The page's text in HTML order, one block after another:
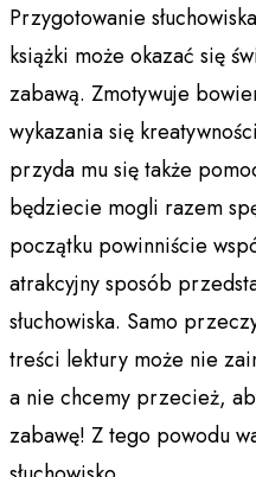
Przygotowanie
książki może okazać się
zabawą. Zmotywuje
wykazania się
przyda mu się także
będziecie mogli razem
początku powinniście
atrakcyjny sposób
słuchowiska. Samo
treści lektury może nie
a nie chcemy przecież,
zabawę! Z tego powodu